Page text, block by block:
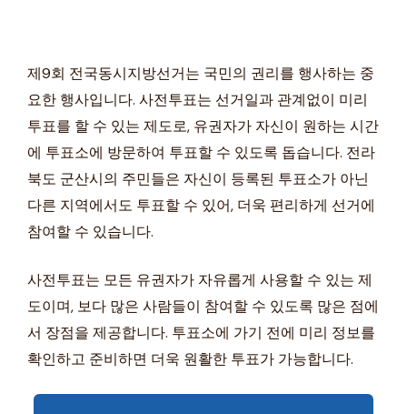
제9회 전국동시지방선거는 국민의 권리를 행사하는 중
요한 행사입니다. 사전투표는 선거일과 관계없이 미리
투표를 할 수 있는 제도로, 유권자가 자신이 원하는 시간
에 투표소에 방문하여 투표할 수 있도록 돕습니다. 전라
북도 군산시의 주민들은 자신이 등록된 투표소가 아닌
다른 지역에서도 투표할 수 있어, 더욱 편리하게 선거에
참여할 수 있습니다.
사전투표는 모든 유권자가 자유롭게 사용할 수 있는 제
도이며, 보다 많은 사람들이 참여할 수 있도록 많은 점에
서 장점을 제공합니다. 투표소에 가기 전에 미리 정보를
확인하고 준비하면 더욱 원활한 투표가 가능합니다.